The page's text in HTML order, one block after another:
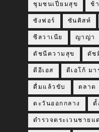
ชุมชนเปี่ยมสุข ช้
ซังฟอร์ ซันคิสท์
ซีลวาเนีย ญาญ่า
ดัชนีความสุข ดัช
ดีอีเอส ดีเอโก้ มา
ดื่มแล้วขับ ตลาด
ตะวันออกกลาง ตั้
ตำรวจตระเวนชายแ